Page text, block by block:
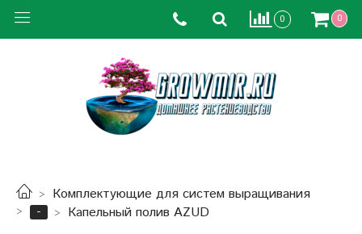
0 0
Комплектующие для систем выращивания
-
Капельный полив AZUD